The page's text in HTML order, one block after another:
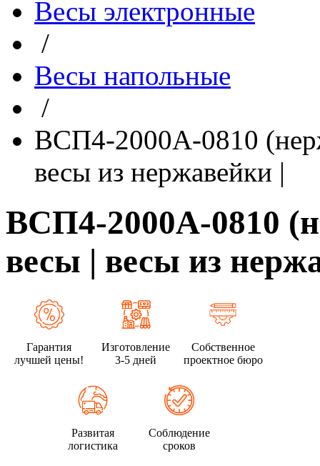
Весы электронные
/
Весы напольные
/
ВСП4-2000А-0810
весы из нержавейки |
ВСП4-2000А-0810
весы | весы из
Гарантия
лучшей цены!
Изготовление
3-5 дней
Собственное
проектное бюро
Развитая
логистика
Соблюдение
сроков